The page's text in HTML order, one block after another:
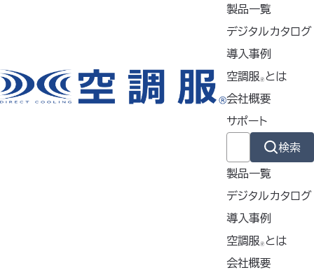
製品一覧
デジタルカタログ
導入事例
空調服🄬 とは
会社概要
サポート
検索
製品一覧
デジタルカタログ
導入事例
導入事例
共同開発
空調服🄬 とは
空調服 ®とは
会社概要
【重要】BT23211、JSTCL01BTNをご利用のお客様へ
「 iOS 26 / iPadOS 26 」での操作アプリ動作確認済みのご案
2025年9月12日
お知らせ
【重要】BT23221、JSTCL01BTNをご利用のお客様へ 今後リ